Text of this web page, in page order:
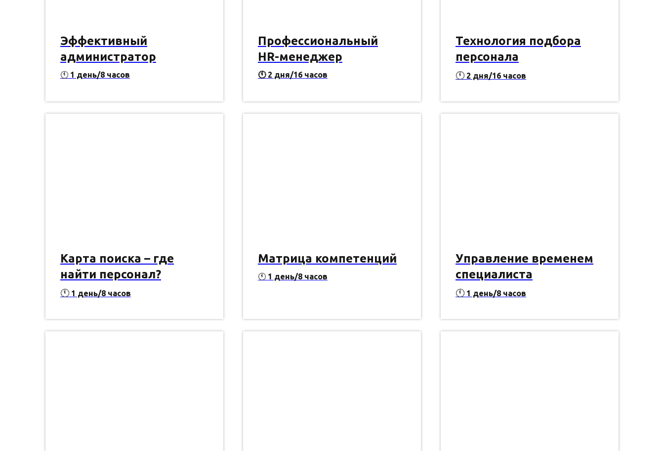
Эффективный
администратор
🕚 1 день/8 часов
Профессиональный
HR-менеджер
🕚2 дня/16 часов
Технология подбора
персонала
🕚2 дня/16 часов
Карта поиска – где
найти персонал?
🕚1 день/8 часов
Матрица компетенций
🕚 1 день/8 часов
Управление временем
специалиста
🕚1 день/8 часов